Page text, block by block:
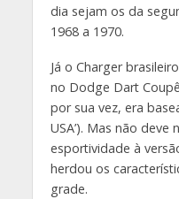
dia sejam os da
1968 a 1970.
Já o Charger
no Dodge Dart
por sua vez, era
USA’). Mas não deve
esportividade à
herdou os
grade.